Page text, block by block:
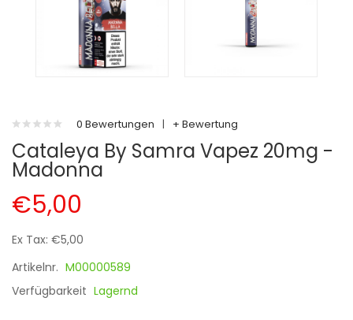
0 Bewertungen | + Bewertung
Cataleya By Samra Vapez 20mg -
Madonna
€5,00
Ex Tax: €5,00
Artikelnr. M00000589
Verfügbarkeit Lagernd